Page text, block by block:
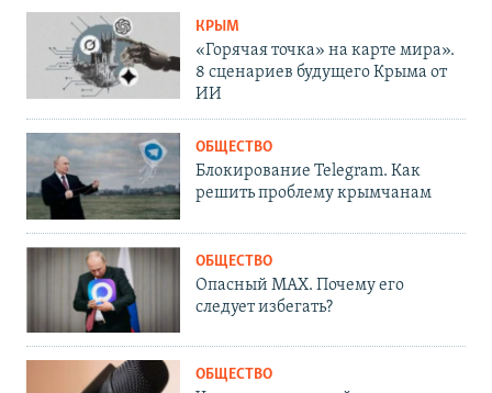
КРЫМ
«Горячая точка» на карте мира».
8 сценариев будущего Крыма от
ИИ
ОБЩЕСТВО
Блокирование Telegram. Как
решить проблему крымчанам
ОБЩЕСТВО
Опасный MAX. Почему его
следует избегать?
ОБЩЕСТВО